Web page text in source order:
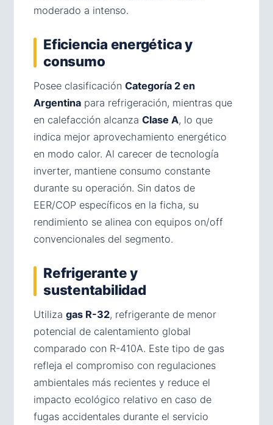
moderado a intenso.
Eficiencia energética y
consumo
Posee clasificación Categoría 2 en
Argentina para refrigeración, mientras que
en calefacción alcanza Clase A, lo que
indica mejor aprovechamiento energético
en modo calor. Al carecer de tecnología
inverter, mantiene consumo constante
durante su operación. Sin datos de
EER/COP específicos en la ficha, su
rendimiento se alinea con equipos on/off
convencionales del segmento.
Refrigerante y
sustentabilidad
Utiliza gas R-32, refrigerante de menor
potencial de calentamiento global
comparado con R-410A. Este tipo de gas
refleja el compromiso con regulaciones
ambientales más recientes y reduce el
impacto ecológico relativo en caso de
fugas accidentales durante el servicio